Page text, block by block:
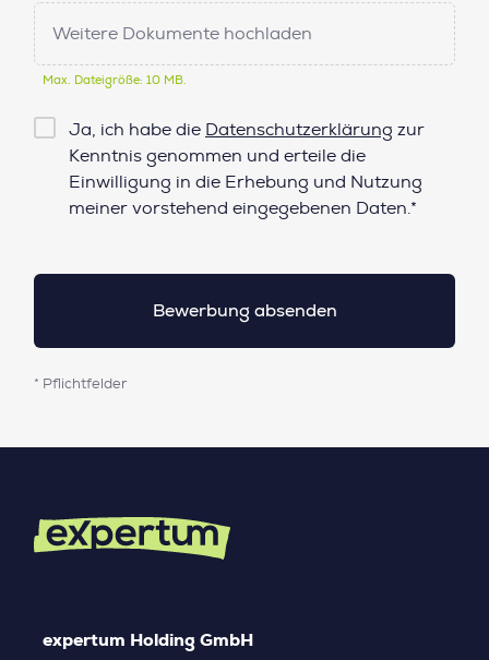
Weitere Dokumente hochladen
Max. Dateigröße: 10 MB.
Checkbox
Datenschutz*
Ja, ich habe die Datenschutzerklärung zur
Kenntnis genommen und erteile die
Einwilligung in die Erhebung und Nutzung
meiner vorstehend eingegebenen Daten.*
* Pflichtfelder
expertum Holding GmbH